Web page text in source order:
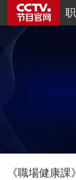
《職場健康